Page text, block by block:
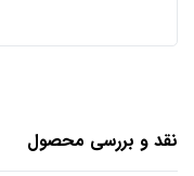
نقد و بررسی محصول